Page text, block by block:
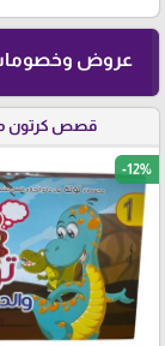
عروض
قصص كرتون
-12%